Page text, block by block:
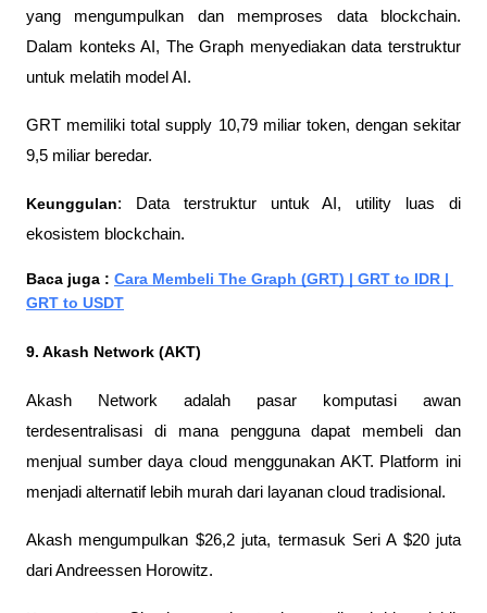
yang mengumpulkan dan memproses data blockchain.
Dalam konteks AI, The Graph menyediakan data terstruktur
untuk melatih model AI.
GRT memiliki total supply 10,79 miliar token, dengan sekitar
9,5 miliar beredar.
Keunggulan: Data terstruktur untuk AI, utility luas di
ekosistem blockchain.
Baca juga : Cara Membeli The Graph (GRT) | GRT to IDR |
GRT to USDT
9. Akash Network (AKT)
Akash Network adalah pasar komputasi awan
terdesentralisasi di mana pengguna dapat membeli dan
menjual sumber daya cloud menggunakan AKT. Platform ini
menjadi alternatif lebih murah dari layanan cloud tradisional.
Akash mengumpulkan $26,2 juta, termasuk Seri A $20 juta
dari Andreessen Horowitz.